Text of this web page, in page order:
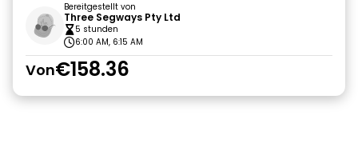
Bereitgestellt von
Three Segways Pty Ltd
5 stunden
6:00 AM, 6:15 AM
Von€158.36